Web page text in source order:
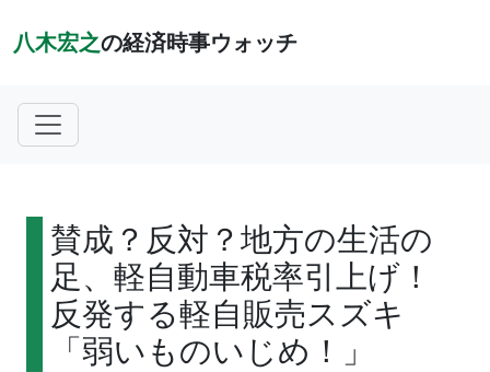
八木宏之の経済時事ウォッチ
賛成？反対？地方の生活の
足、軽自動車税率引上げ！
反発する軽自販売スズキ
「弱いものいじめ！」